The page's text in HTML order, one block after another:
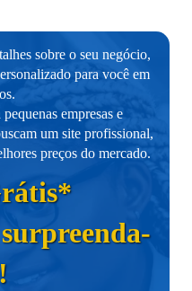
sobre o seu negócio,
para você em
empresas e
um site profissional,
preços do mercado.